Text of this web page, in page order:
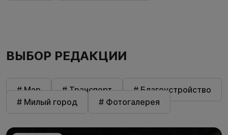
ВЫБОР РЕДАКЦИИ
# Мэр # Транспорт
# Благоустройство
# Милый город
# Фотогалерея